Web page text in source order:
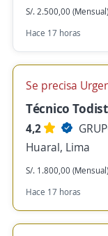
S/. 2.500,00 (Mensual)
Hace 17 horas
Se precisa
Técnico
4,2
Huaral, Lima
S/. 1.800,00 (Mensual)
Hace 17 horas